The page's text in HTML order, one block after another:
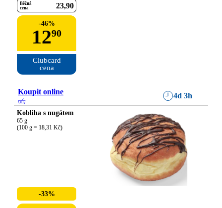
Běžná
cena
23 90
-46%
1290
Clubcard
cena
Koupit online 4d 3h
Kobliha s nugátem
65 g
(100 g = 18,31 Kč)
-33%